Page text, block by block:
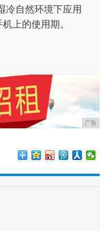
冷自然环境下应用
上的使用期。
广告